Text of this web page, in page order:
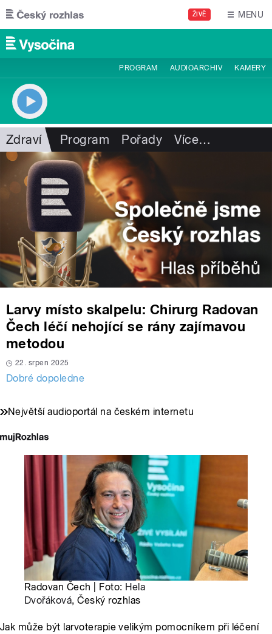
Přejít k hlavnímu obsahu
ŽIVĚ MENU
PROGRAM AUDIOARCHIV KAMERY
Zdraví Program Pořady Více…
Larvy místo skalpelu: Chirurg Radovan
Čech léčí nehojící se rány zajímavou
metodou
22. srpen 2025
Dobré dopoledne
Největší audioportál na českém internetu
Radovan Čech | Foto: Hela
Dvořáková, Český rozhlas
Jak může být larvoterapie velikým pomocníkem při léčení